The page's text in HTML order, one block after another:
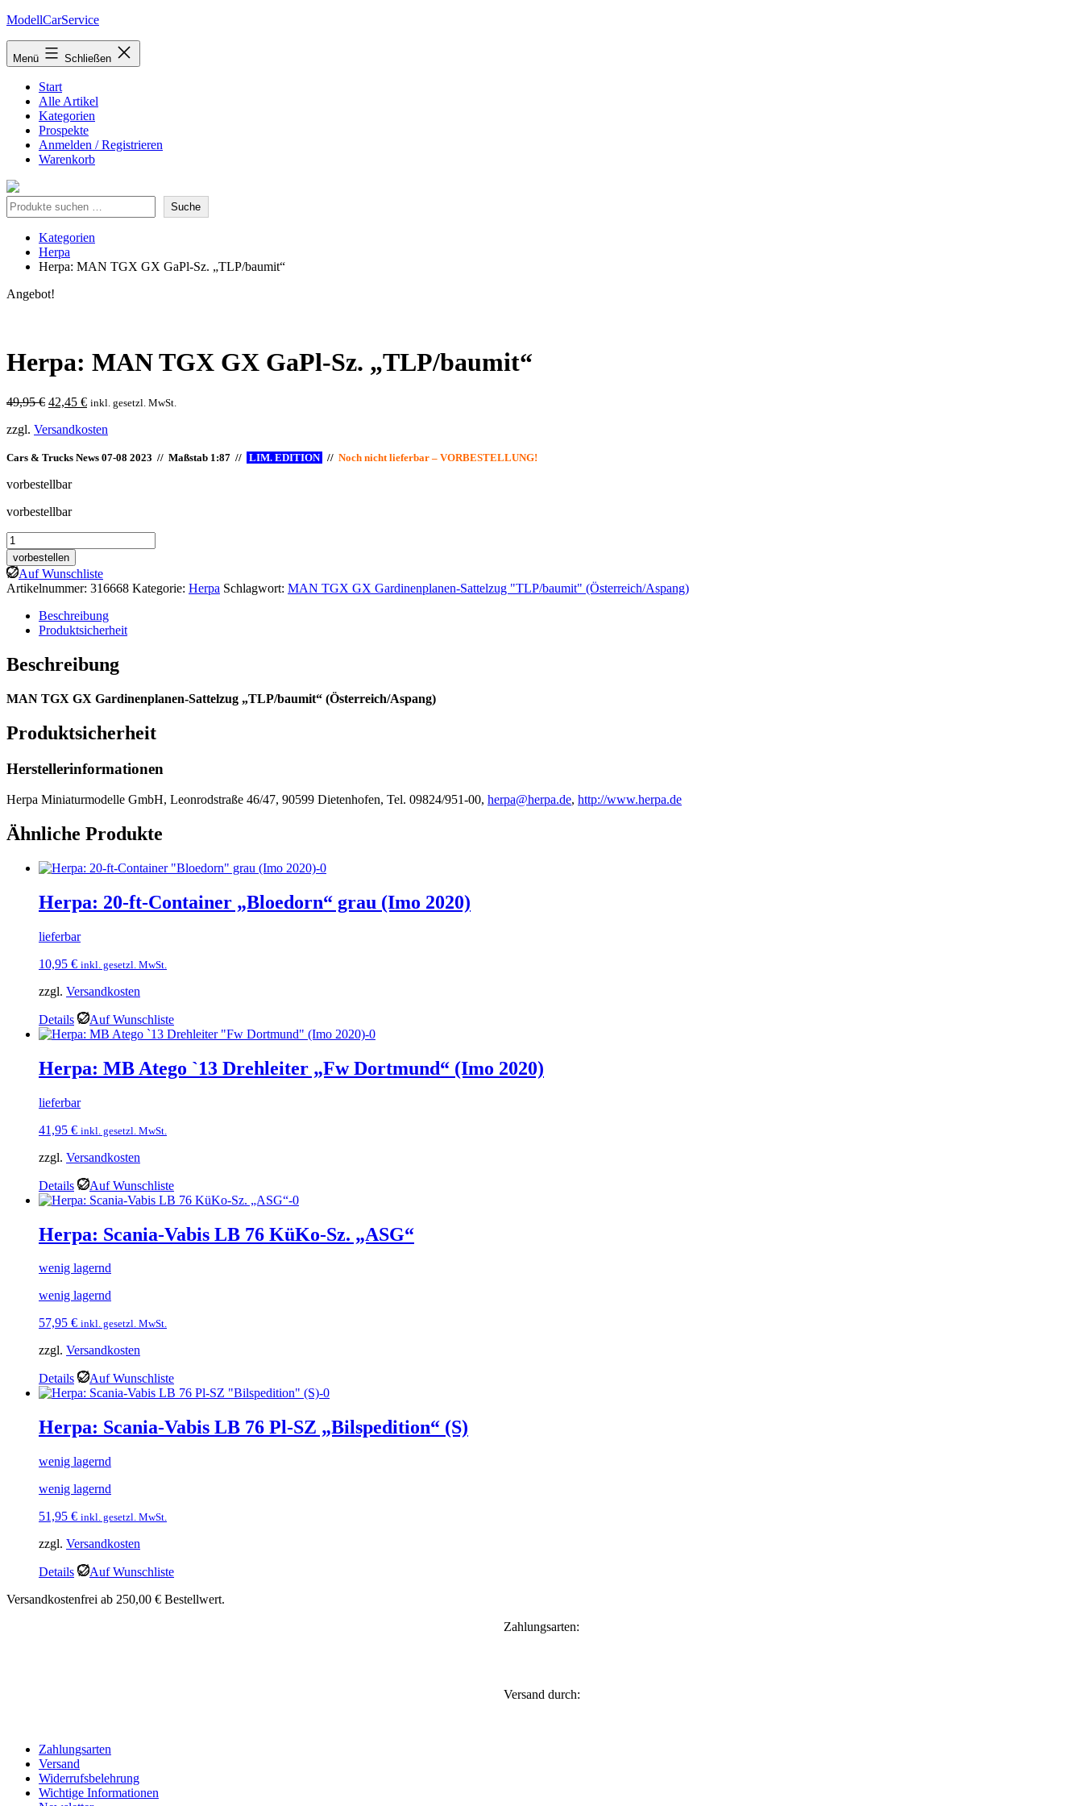
Zum
springen
ModellCarService
Menü Schließen
Start
Alle Artikel
Kategorien
Prospekte
Anmelden / Registrieren
Warenkorb
Suche Suche
Kategorien
Herpa
Herpa: MAN TGX GX GaPl-Sz. „TLP/baumit“
Angebot!
Herpa: MAN TGX GX GaPl-Sz. „TLP/baumit“
49,95€ Ursprünglicher
war:
42,45 €Aktueller
ist:
inkl. gesetzl. MwSt.
zzgl. Versandkosten
Cars & Trucks News 07-08 2023 // Maßstab 1:87 // LIM. EDITION // Noch nicht lieferbar – VORBESTELLUNG!
vorbestellbar
vorbestellbar
Herpa:
MAN
TGX
GX
GaPl-
"TLP/baumit"
Menge
vorbestellen
Auf Wunschliste
Artikelnummer: 316668 Kategorie: Herpa Schlagwort: MAN TGX GX Gardinenplanen-Sattelzug "TLP/baumit" (Österreich/Aspang)
Beschreibung
Produktsicherheit
Beschreibung
MAN TGX GX Gardinenplanen-Sattelzug „TLP/baumit“ (Österreich/Aspang)
Produktsicherheit
Herstellerinformationen
Herpa Miniaturmodelle GmbH, Leonrodstraße 46/47, 90599 Dietenhofen, Tel. 09824/951-00, herpa@herpa.de, http://www.herpa.de
Ähnliche Produkte
Herpa: 20-ft-Container „Bloedorn“ grau (Imo 2020)
lieferbar
10,95 € inkl. gesetzl. MwSt.
zzgl. Versandkosten
Details Auf Wunschliste
Herpa: MB Atego `13 Drehleiter „Fw Dortmund“ (Imo 2020)
lieferbar
41,95 € inkl. gesetzl. MwSt.
zzgl. Versandkosten
Details Auf Wunschliste
Herpa: Scania-Vabis LB 76 KüKo-Sz. „ASG“
wenig lagernd
wenig lagernd
57,95 € inkl. gesetzl. MwSt.
zzgl. Versandkosten
Details Auf Wunschliste
Herpa: Scania-Vabis LB 76 Pl-SZ „Bilspedition“ (S)
wenig lagernd
wenig lagernd
51,95 € inkl. gesetzl. MwSt.
zzgl. Versandkosten
Details
Auf Wunschliste
Versandkostenfrei ab 250,00 € Bestellwert.
Zahlungsarten:
Versand durch:
Zahlungsarten
Versand
Widerrufsbelehrung
Wichtige Informationen